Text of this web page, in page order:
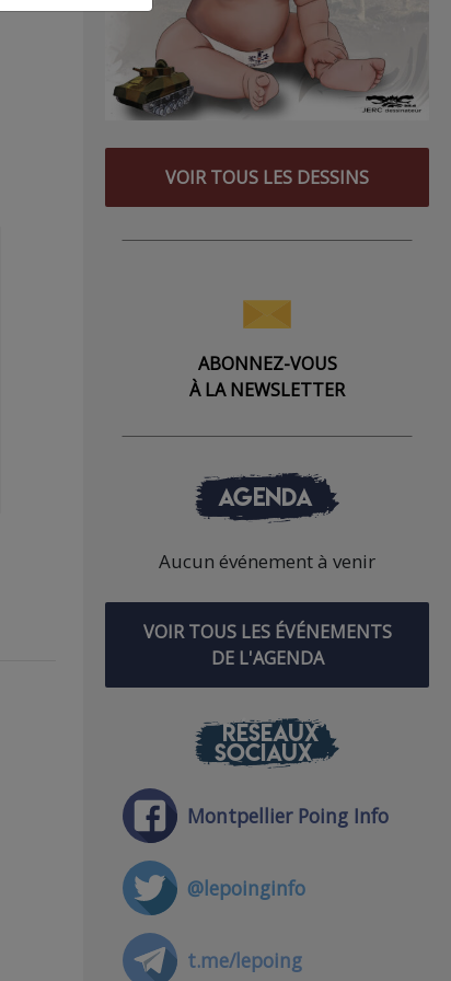
VOIR TOUS LES DESSINS
ABONNEZ-VOUS
À LA NEWSLETTER
AGENDA
Aucun événement à venir
VOIR TOUS LES ÉVÉNEMENTS
DE L'AGENDA
RÉSEAUX
SOCIAUX
Montpellier Poing Info
@lepoinginfo
t.me/lepoing